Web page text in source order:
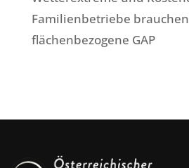
Familienbetriebe
flächenbezogene GAP